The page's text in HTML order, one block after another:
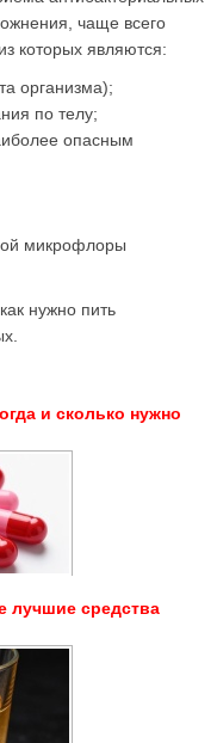
чаще всего
которых являются:
организма);
по телу;
опасным
микрофлоры
нужно пить
и сколько нужно
лучшие средства